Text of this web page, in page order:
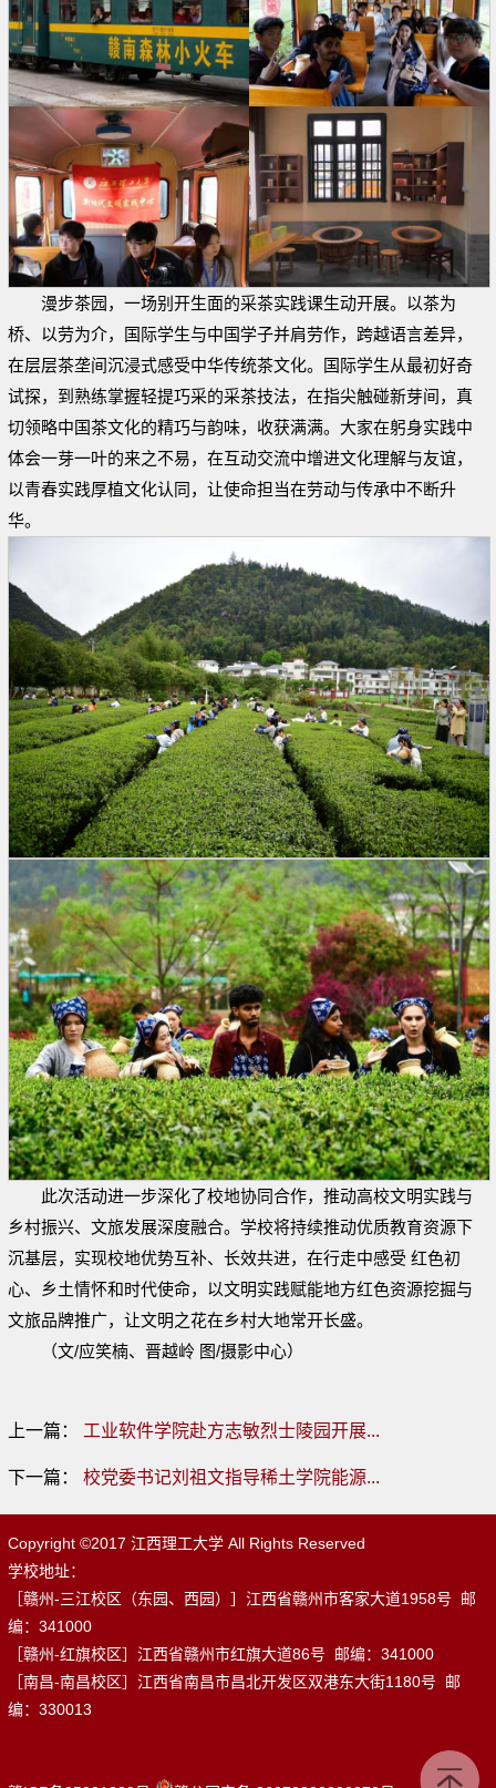
漫步茶园，一场别开生面的采茶实践课生动开展。以茶为
桥、以劳为介，国际学生与中国学子并肩劳作，跨越语言差异，
在层层茶垄间沉浸式感受中华传统茶文化。国际学生从最初好奇
试探，到熟练掌握轻提巧采的采茶技法，在指尖触碰新芽间，真
切领略中国茶文化的精巧与韵味，收获满满。大家在躬身实践中
体会一芽一叶的来之不易，在互动交流中增进文化理解与友谊，
以青春实践厚植文化认同，让使命担当在劳动与传承中不断升
华。
此次活动进一步深化了校地协同合作，推动高校文明实践与
乡村振兴、文旅发展深度融合。学校将持续推动优质教育资源下
沉基层，实现校地优势互补、长效共进，在行走中感受 红色初
心、乡土情怀和时代使命，以文明实践赋能地方红色资源挖掘与
文旅品牌推广，让文明之花在乡村大地常开长盛。
（文/应笑楠、晋越岭 图/摄影中心）
上一篇： 工业软件学院赴方志敏烈士陵园开展...
下一篇： 校党委书记刘祖文指导稀土学院能源...
Copyright ©2017 江西理工大学 All Rights Reserved
学校地址：
［赣州-三江校区（东园、西园）］江西省赣州市客家大道1958号 邮
编：341000
［赣州-红旗校区］江西省赣州市红旗大道86号 邮编：341000
［南昌-南昌校区］江西省南昌市昌北开发区双港东大街1180号 邮
编：330013